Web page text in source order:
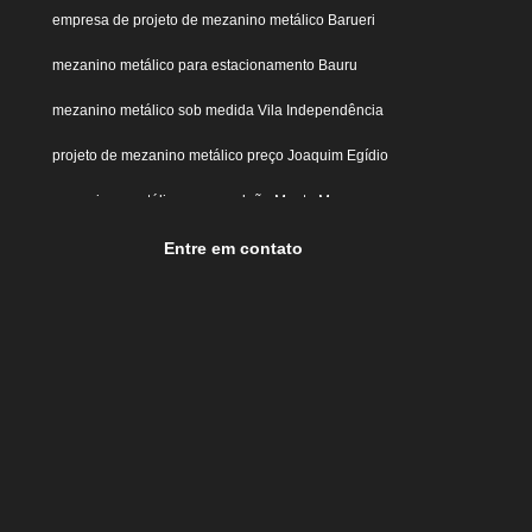
Guarda Corpo de Ferro Branco
Fundido
Ferro Simples
Instalação de Mezanino Metálico
de Mezanino Metálico para Galpão Industrial
empresa de projeto de mezanino metálico Barueri
mezanino metálico para estacionamento Bauru
mezanino metálico sob medida Vila Independência
projeto de mezanino metálico preço Joaquim Egídio
mezaninos metálicos para galpão Monte Mor
Entre em contato